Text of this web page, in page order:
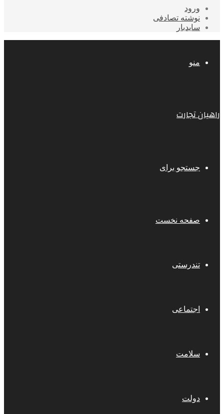
ورود
نوشته تصادفی
سایدبار
منو
راهیان تجارت
جستجو برای
صفحه نخست
تندرستی
اجتماعی
سلامت
دولت